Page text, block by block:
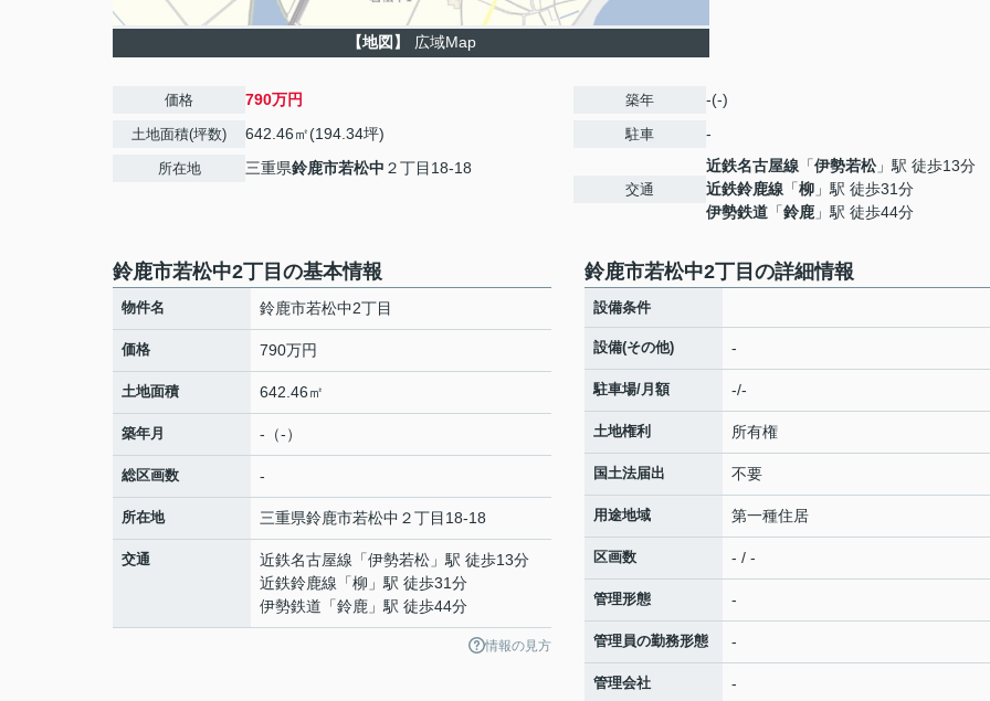
【地図】 広域Map
価格 790万円
土地面積(坪数) 642.46㎡(194.34坪)
所在地 三重県鈴鹿市若松中 ２丁目18-18
築年 -(-)
駐車 -
交通
近鉄名古屋線 「伊勢若松」駅 徒歩13分
近鉄鈴鹿線 「柳 」駅 徒歩31分
伊勢鉄道 「鈴鹿 」駅 徒歩44分
鈴鹿市若松中2丁目の基本情報
物件名 鈴鹿市若松中2丁目
価格 790万円
土地面積 642.46㎡
築年月 -（-）
総区画数 -
所在地 三重県鈴鹿市若松中 ２丁目18-18
交通 近鉄名古屋線 「伊勢若松 」駅 徒歩13分
近鉄鈴鹿線 「柳 」駅 徒歩31分
伊勢鉄道 「鈴鹿 」駅 徒歩44分
情報の見方
鈴鹿市若松中2丁目の詳細情報
設備条件
設備(その他) -
駐車場/月額 -/-
土地権利 所有権
国土法届出 不要
用途地域 第一種住居
区画数 - / -
管理形態 -
管理員の勤務形態 -
管理会社 -